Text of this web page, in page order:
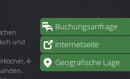
Buchungsanfrage
Internetseite
Geografische Lage
und
4-